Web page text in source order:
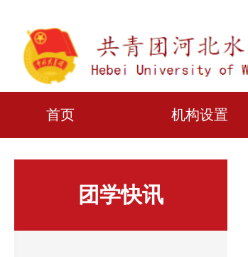
首页 机构设置
团学快讯